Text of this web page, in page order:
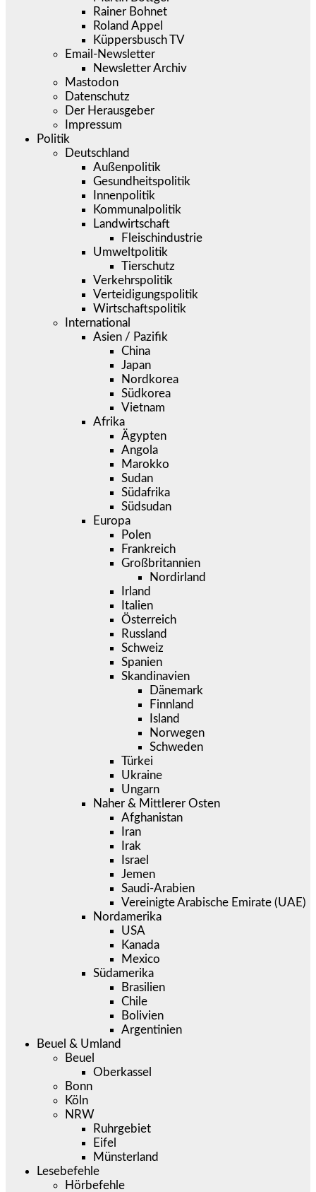
Rainer Bohnet
Roland Appel
Küppersbusch TV
Email-Newsletter
Newsletter Archiv
Mastodon
Datenschutz
Der Herausgeber
Impressum
Politik
Deutschland
Außenpolitik
Gesundheitspolitik
Innenpolitik
Kommunalpolitik
Landwirtschaft
Fleischindustrie
Umweltpolitik
Tierschutz
Verkehrspolitik
Verteidigungspolitik
Wirtschaftspolitik
International
Asien / Pazifik
China
Japan
Nordkorea
Südkorea
Vietnam
Afrika
Ägypten
Angola
Marokko
Sudan
Südafrika
Südsudan
Europa
Polen
Frankreich
Großbritannien
Nordirland
Irland
Italien
Österreich
Russland
Schweiz
Spanien
Skandinavien
Dänemark
Finnland
Island
Norwegen
Schweden
Türkei
Ukraine
Ungarn
Naher & Mittlerer Osten
Afghanistan
Iran
Irak
Israel
Jemen
Saudi-Arabien
Vereinigte Arabische Emirate (UAE)
Nordamerika
USA
Kanada
Mexico
Südamerika
Brasilien
Chile
Bolivien
Argentinien
Beuel & Umland
Beuel
Oberkassel
Bonn
Köln
NRW
Ruhrgebiet
Eifel
Münsterland
Lesebefehle
Hörbefehle